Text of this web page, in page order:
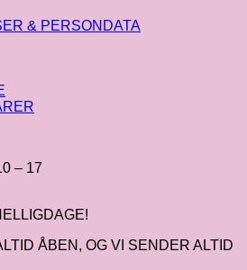
& PERSONDATA
– 17
ÅBEN, OG VI SENDER ALTID